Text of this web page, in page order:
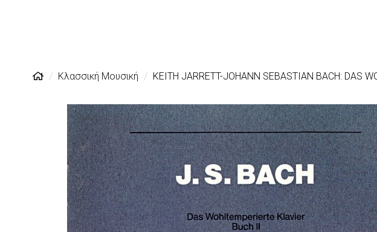
Κλασσική Μουσική KEITH JARRETT-JOHANN SEBASTIAN BACH: DAS